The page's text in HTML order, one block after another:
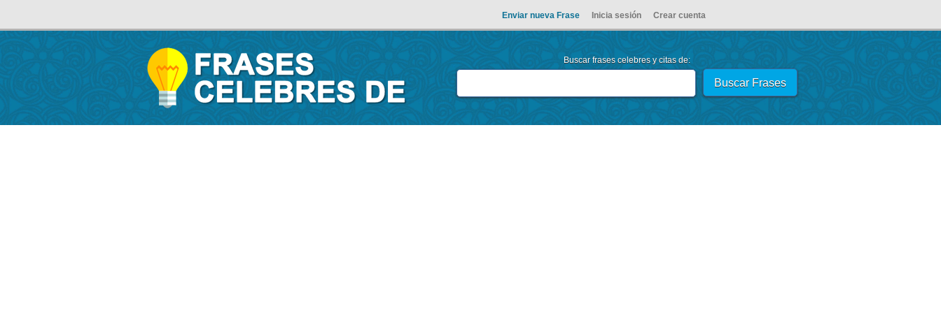
Enviar nueva Frase Inicia sesión Crear cuenta
Buscar frases celebres y citas de: